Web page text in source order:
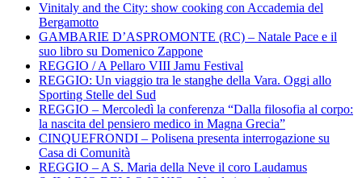
Vinitaly and the City: show cooking con Accademia del
Bergamotto
GAMBARIE D’ASPROMONTE (RC) – Natale Pace e il
suo libro su Domenico Zappone
REGGIO / A Pellaro VIII Jamu Festival
REGGIO: Un viaggio tra le stanghe della Vara. Oggi allo
Sporting Stelle del Sud
REGGIO – Mercoledì la conferenza “Dalla filosofia al corpo:
la nascita del pensiero medico in Magna Grecia”
CINQUEFRONDI – Polisena presenta interrogazione su
Casa di Comunità
REGGIO – A S. Maria della Neve il coro Laudamus